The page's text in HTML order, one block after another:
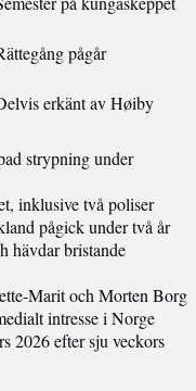
pågår
erkänt av Høiby
strypning under
inklusive två poliser
pågick under två år
hävdar bristande
Marit och Morten Borg
intresse i Norge
2026 efter sju veckors